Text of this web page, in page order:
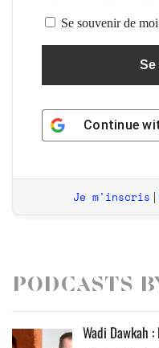
Se souvenir de moi
Continue
Je m'inscris |
Podcasts
Wadi Dawkah